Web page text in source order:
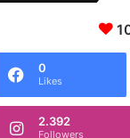
0
Likes
2.392
Followers